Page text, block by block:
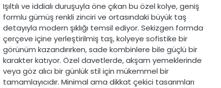
Işıltılı ve iddialı duruşuyla öne çıkan bu özel kolye,geniş
formlu gümüş renkli zinciri ve ortasındaki büyük taş
detayıyla modern şıklığı temsil ediyor. Sekizgen formda
çerçeve içine yerleştirilmiş taş,kolyeye sofistike bir
görünüm kazandırırken,sade kombinlere bile güçlü bir
karakterkatıyor. Özel davetlerde,akşam yemeklerinde
veya göz alıcı birgünlükstil için mükemmel bir
tamamlayıcıdır. Minimal ama dikkat çekici tasarımları